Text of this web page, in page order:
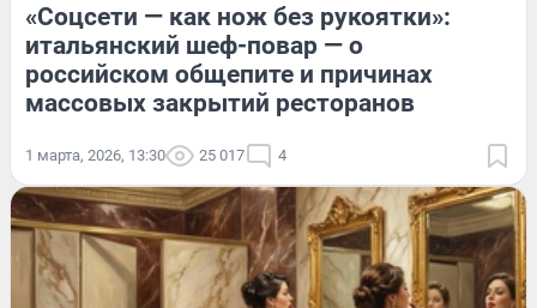
«Соцсети — как нож без рукоятки»:
итальянский шеф-повар — о
российском общепите и причинах
массовых закрытий ресторанов
1 марта, 2026, 13:30 25 017 4